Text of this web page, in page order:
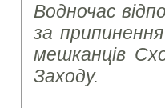
Водночас
за
мешканців
Заходу.